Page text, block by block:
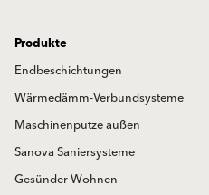
Produkte
Endbeschichtungen
Wärmedämm-Verbundsysteme
Maschinenputze außen
Sanova Saniersysteme
Gesünder Wohnen